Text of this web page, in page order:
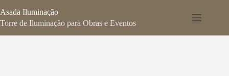
para
o
Asada Iluminação
Torre de Iluminação para Obras e Eventos